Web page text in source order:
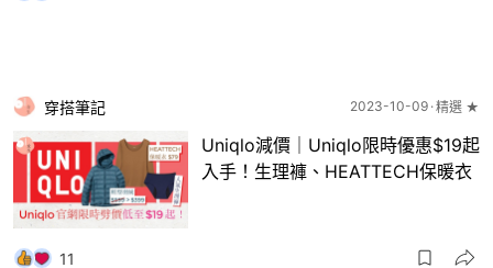
穿搭筆記 2023-10-09 精選 ★
Uniqlo減價｜Uniqlo限時優惠$19起
入手！生理褲、HEATTECH保暖衣
11